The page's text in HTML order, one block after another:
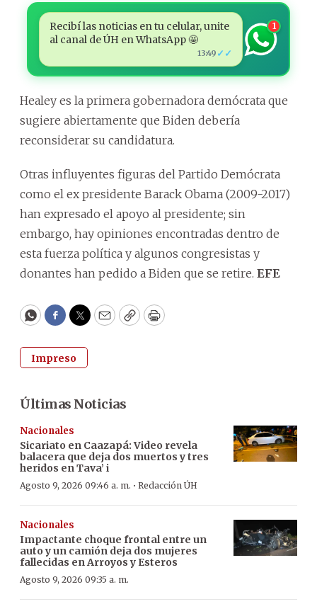
Recibí las noticias en tu celular, unite
al canal de ÚH en WhatsApp 🤩
13:49 ✓✓
1
Healey es la primera gobernadora demócrata que
sugiere abiertamente que Biden debería
reconsiderar su candidatura.
Otras influyentes figuras del Partido Demócrata
como el ex presidente Barack Obama (2009-2017)
han expresado el apoyo al presidente; sin
embargo, hay opiniones encontradas dentro de
esta fuerza política y algunos congresistas y
donantes han pedido a Biden que se retire. EFE
WhatsApp
Facebook
Twitter
EmailCopyPrint
Impreso
Últimas Noticias
Nacionales
Sicariato en Caazapá: Video revela
balacera que deja dos muertos y tres
heridos en Tava’ i
Agosto 9, 2026 09:46 a. m. · Redacción ÚH
Nacionales
Impactante choque frontal entre un
auto y un camión deja dos mujeres
fallecidas en Arroyos y Esteros
Agosto 9, 2026 09:35 a. m.